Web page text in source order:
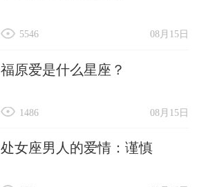
08月15日
5546
福原爱是什么星座？
08月15日
1486
处女座男人的爱情：谨慎